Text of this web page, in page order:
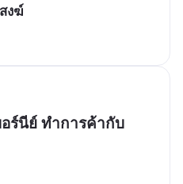
งฆ์
ร์นีย์ ทำการค้ากับ